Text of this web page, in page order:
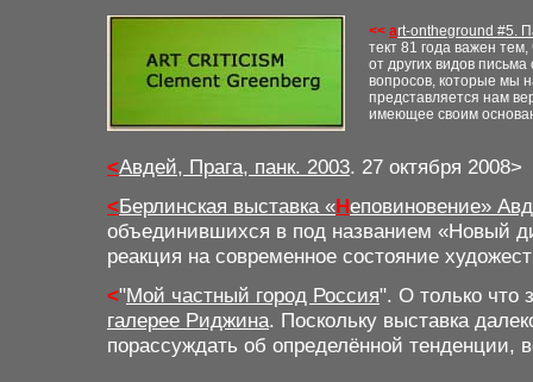
<< art-ontheground #5.
тект 81 года важен
от других видов письма
вопросов, которые мы
представляется нам
имеющее своим
<Авдей, Прага, панк. 2003. 27 октября 2008>
<Берлинская выставка «Неповиновение»
объединившихся в под названием «Новый
реакция на современное состояние
<"Мой частный город Россия". О только
галерее Риджина. Поскольку выставка
порассуждать об определённой